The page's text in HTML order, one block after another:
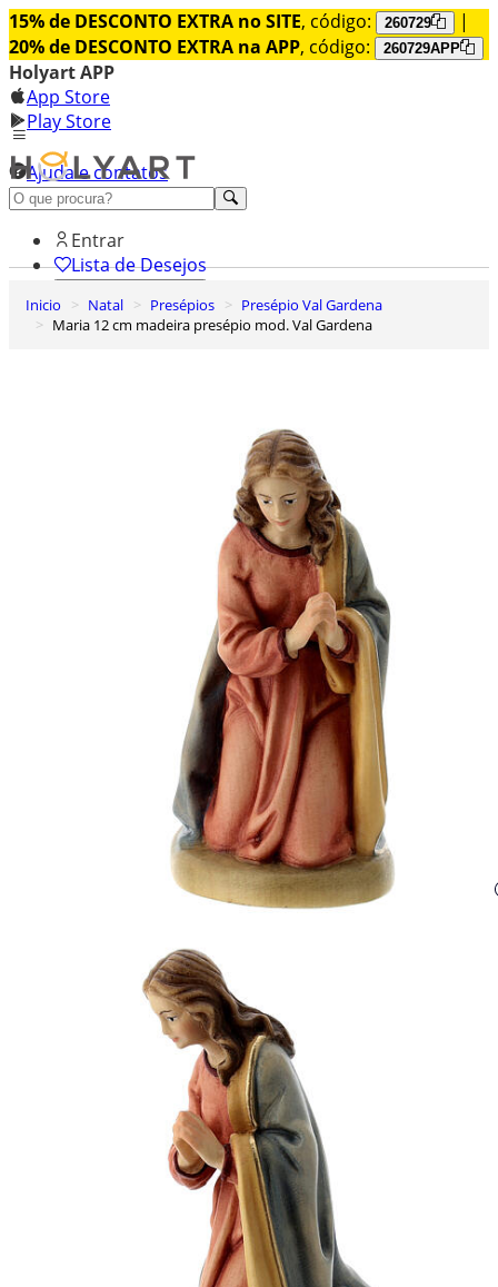
15% de DESCONTO EXTRA no SITE, código: 260729
|
20% de DESCONTO EXTRA na APP, código: 260729APP
Holyart APP
App Store
Play Store
Ajuda e contatos
Conheça premium
Entrar
Lista de Desejos
Carrinho de Compras
Inicio Natal Presépios
Presépio Val Gardena
Maria 12 cm madeira presépio mod. Val Gardena